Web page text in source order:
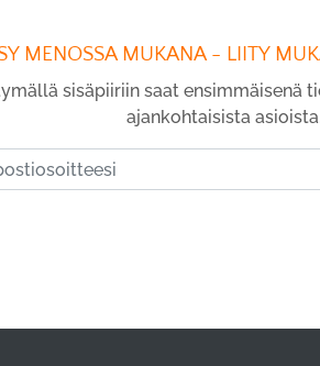
MENOSSA MUKANA - LIITY
sisäpiiriin saat ensimmäisenä
ajankohtaisista